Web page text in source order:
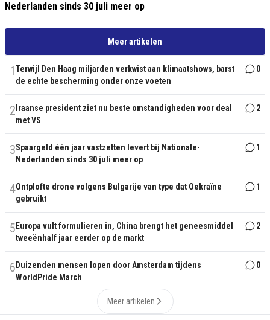
Nederlanden sinds 30 juli meer op
Meer artikelen
1Terwijl Den Haag miljarden verkwist aan klimaatshows, barst
de echte bescherming onder onze voeten
0
2 Iraanse president ziet nu beste omstandigheden voor deal
met VS
2
3Spaargeld één jaar vastzetten levert bij Nationale-
Nederlanden sinds 30 juli meer op
1
4Ontplofte drone volgens Bulgarije van type dat Oekraïne
gebruikt
1
5 Europa vult formulieren in, China brengt het geneesmiddel
tweeënhalf jaar eerder op de markt
2
6 Duizenden mensen lopen door Amsterdam tijdens
WorldPride March
0
Meer artikelen